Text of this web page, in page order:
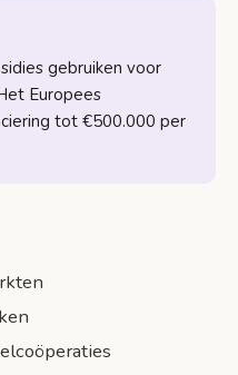
gebruiken voor
Europees
tot €500.000 per